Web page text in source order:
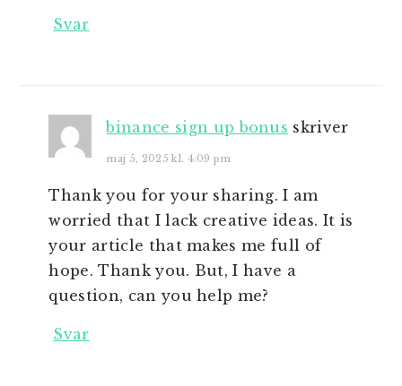
Svar
binance sign up bonus skriver
maj 5, 2025 kl. 4:09 pm
Thank you for your sharing. I am
worried that I lack creative ideas. It is
your article that makes me full of
hope. Thank you. But, I have a
question, can you help me?
Svar